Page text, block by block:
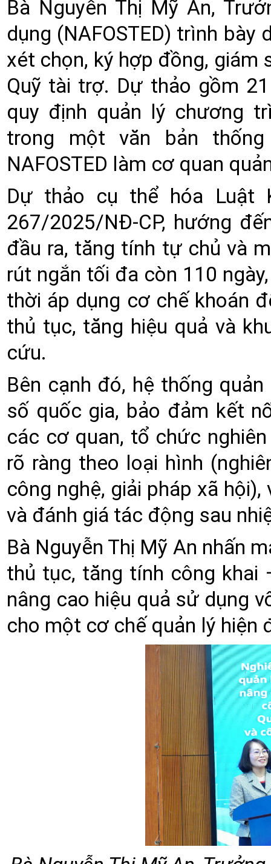
Bà Nguyễn Thị Mỹ An,
dụng (NAFOSTED) trình
xét chọn, ký hợp đồng, giám
Quỹ tài trợ. Dự thảo gồm
quy định quản lý chương
trong một văn bản
NAFOSTED làm cơ quan
Dự thảo cụ thể hóa Luật
267/2025/NĐ-CP, hướng
đầu ra, tăng tính tự chủ và
rút ngắn tối đa còn 110
thời áp dụng cơ chế khoán
thủ tục, tăng hiệu quả và
cứu.
Bên cạnh đó, hệ thống
số quốc gia, bảo đảm kết
các cơ quan, tổ chức
rõ ràng theo loại hình
công nghệ, giải pháp xã
và đánh giá tác động sau
Bà Nguyễn Thị Mỹ An nhấn
thủ tục, tăng tính công khai
nâng cao hiệu quả sử dụng
cho một cơ chế quản lý hiện